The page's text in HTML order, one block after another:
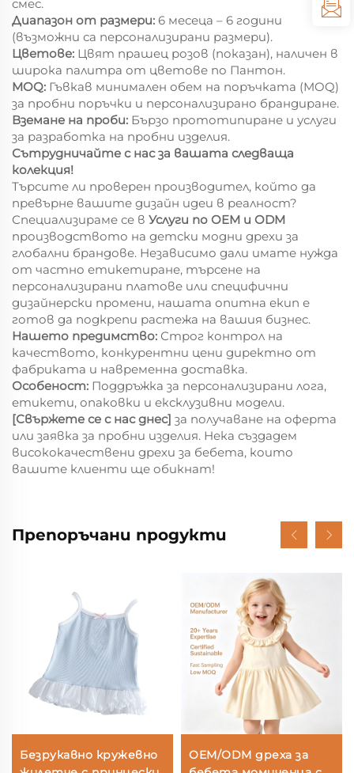
смес.
Диапазон от размери: 6 месеца – 6 години
(възможни са персонализирани размери).
Цветове: Цвят прашец розов (показан), наличен в
широка палитра от цветове по Пантон.
MOQ: Гъвкав минимален обем на поръчката (MOQ)
за пробни поръчки и персонализирано брандиране.
Вземане на проби: Бързо прототипиране и услуги
за разработка на пробни изделия.
Сътрудничайте с нас за вашата следваща
колекция!
Търсите ли проверен производител, който да
превърне вашите дизайн идеи в реалност?
Специализираме се в Услуги по OEM и ODM
производството на детски модни дрехи за
глобални брандове. Независимо дали имате нужда
от частно етикетиране, търсене на
персонализирани платове или специфични
дизайнерски промени, нашата опитна екип е
готов да подкрепи растежа на вашия бизнес.
Нашето предимство: Строг контрол на
качеството, конкурентни цени директно от
фабриката и навременна доставка.
Особеност: Поддръжка за персонализирани лога,
етикети, опаковки и ексклузивни модели.
[Свържете се с нас днес] за получаване на оферта
или заявка за пробни изделия. Нека създадем
висококачествени дрехи за бебета, които
вашите клиенти ще обикнат!
Препоръчани продукти
Безрукавно кружевно
OEM/ODM дреха за